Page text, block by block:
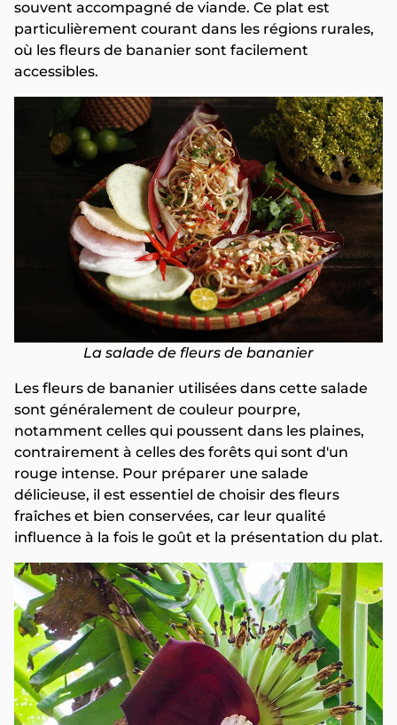
souvent accompagné de viande. Ce plat est
particulièrement courant dans les régions rurales,
où les fleurs de bananier sont facilement
accessibles.
La salade de fleurs de bananier
Les fleurs de bananier utilisées dans cette salade
sont généralement de couleur pourpre,
notamment celles qui poussent dans les plaines,
contrairement à celles des forêts qui sont d'un
rouge intense. Pour préparer une salade
délicieuse, il est essentiel de choisir des fleurs
fraîches et bien conservées, car leur qualité
influence à la fois le goût et la présentation du plat.